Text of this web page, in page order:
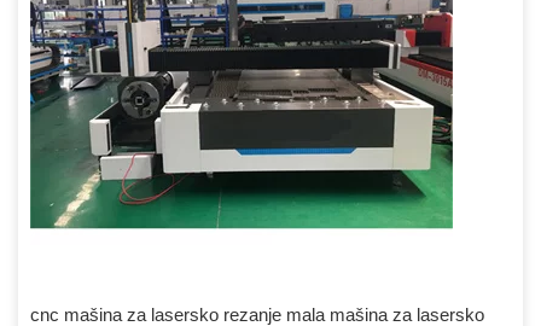
cnc mašina za lasersko rezanje mala mašina za lasersko